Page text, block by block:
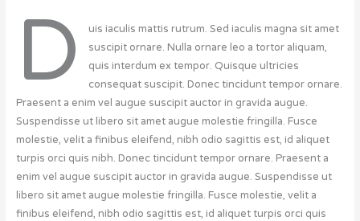
D
uis iaculis mattis rutrum. Sed iaculis magna sit amet
suscipit ornare. Nulla ornare leo a tortor aliquam,
quis interdum ex tempor. Quisque ultricies
consequat suscipit. Donec tincidunt tempor ornare.
Praesent a enim vel augue suscipit auctor in gravida augue.
Suspendisse ut libero sit amet augue molestie fringilla. Fusce
molestie, velit a finibus eleifend, nibh odio sagittis est, id aliquet
turpis orci quis nibh. Donec tincidunt tempor ornare. Praesent a
enim vel augue suscipit auctor in gravida augue. Suspendisse ut
libero sit amet augue molestie fringilla. Fusce molestie, velit a
finibus eleifend, nibh odio sagittis est, id aliquet turpis orci quis